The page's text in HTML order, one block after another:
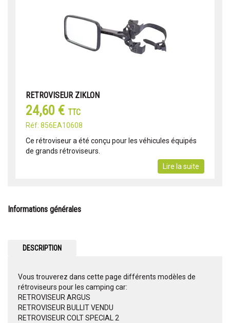
RETROVISEUR ZIKLON
24,60 € TTC
Réf: 856EA10608
Ce rétroviseur a été conçu pour les véhicules équipés
de grands rétroviseurs.
Lire la suite
Informations générales
DESCRIPTION
Vous trouverez dans cette page différents modèles de
rétroviseurs pour les camping car:
RETROVISEUR ARGUS
RETROVISEUR BULLIT VENDU
RETROVISEUR COLT SPECIAL 2